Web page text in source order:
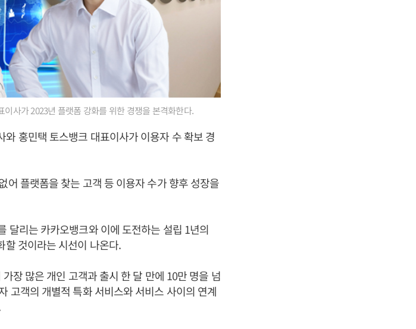
사가 2023년 플랫폼 강화를 위한 경쟁을 본격화한다.
와 홍민택 토스뱅크 대표이사가 이용자 수 확보 경
어 플랫폼을 찾는 고객 등 이용자 수가 향후 성장을
달리는 카카오뱅크와 이에 도전하는 설립 1년의
할 것이라는 시선이 나온다.
장 많은 개인 고객과 출시 한 달 만에 10만 명을 넘
고객의 개별적 특화 서비스와 서비스 사이의 연계